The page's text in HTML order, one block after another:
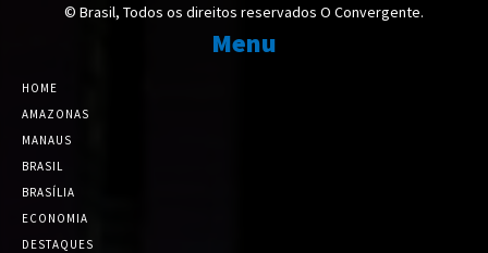
© Brasil, Todos os direitos reservados O Convergente.
Menu
HOME
AMAZONAS
MANAUS
BRASIL
BRASÍLIA
ECONOMIA
DESTAQUES